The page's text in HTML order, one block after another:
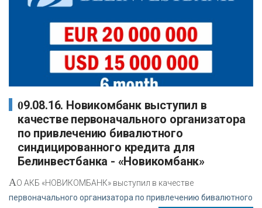
09.08.16. Новикомбанк выступил в
качестве первоначального организатора
по привлечению бивалютного
синдицированного кредита для
Белинвестбанка - «Новикомбанк»
АО АКБ «НОВИКОМБАНК» выступил в качестве
первоначального организатора по привлечению бивалютного